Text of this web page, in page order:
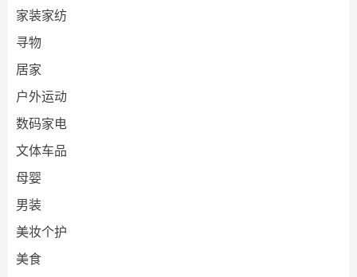
家装家纺
寻物
居家
户外运动
数码家电
文体车品
母婴
男装
美妆个护
美食